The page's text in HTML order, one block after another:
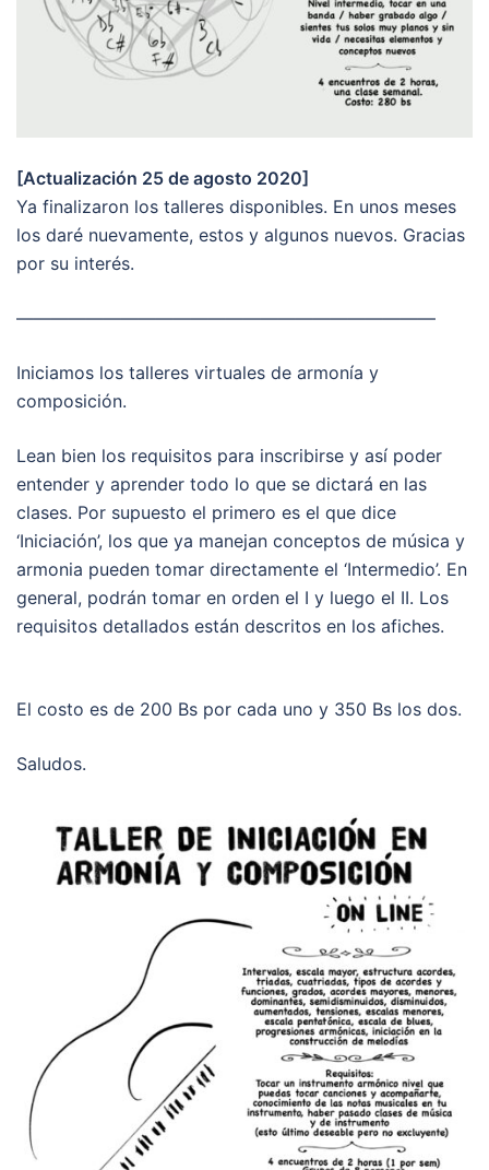
[Actualización 25 de agosto 2020]
Ya finalizaron los talleres disponibles. En unos meses
los daré nuevamente, estos y algunos nuevos. Gracias
por su interés.
————————————————————————
Iniciamos los talleres virtuales de armonía y
composición.
Lean bien los requisitos para inscribirse y así poder
entender y aprender todo lo que se dictará en las
clases. Por supuesto el primero es el que dice
‘Iniciación’, los que ya manejan conceptos de música y
armonia pueden tomar directamente el ‘Intermedio’. En
general, podrán tomar en orden el I y luego el II. Los
requisitos detallados están descritos en los afiches.
El costo es de 200 Bs por cada uno y 350 Bs los dos.
Saludos.